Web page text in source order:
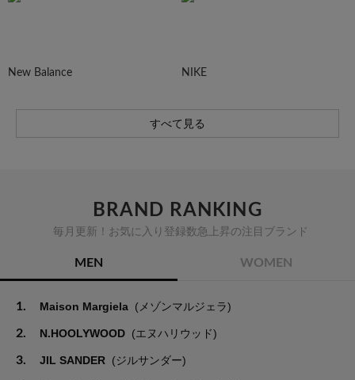
New Balance NIKE
すべて見る
BRAND RANKING
毎月更新！お気に入り登録数急上昇の注目ブランド
MEN WOMEN
1. Maison Margiela (メゾンマルジェラ)
2. N.HOOLYWOOD (エヌハリウッド)
3. JIL SANDER (ジルサンダー)